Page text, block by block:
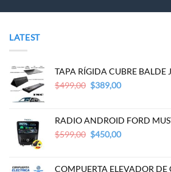
LATEST
TAPA RÍGIDA CUBRE BALDE
$499,00 Original
$499,00.
$389,00Current
$389,00.
RADIO ANDROID FORD
$599,00 Original
$599,00.
$450,00Current
$450,00.
COMPUERTA ELEVADOR DE